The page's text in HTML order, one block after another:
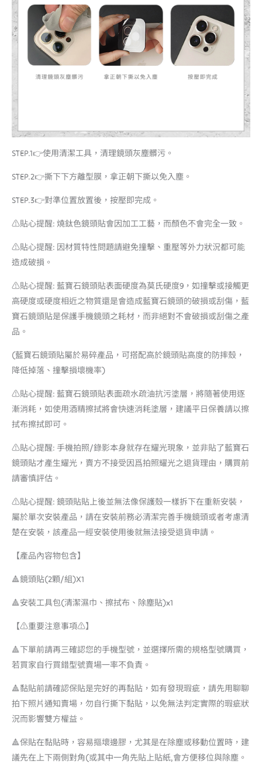
STEP.1👉使用清潔工具，清理鏡頭灰塵髒污。
STEP.2👉撕下下方離型膜，拿正朝下撕以免入塵。
STEP.3👉對準位置放置後，按壓即完成。
⚠️貼心提醒: 燒鈦色鏡頭貼會因加工工藝，而顏色不會完全一致。
⚠️貼心提醒: 因材質特性問題請避免撞擊、重壓等外力狀況都可能
造成破損。
⚠️貼心提醒: 藍寶石鏡頭貼表面硬度為莫氏硬度9，如撞擊或接觸更
高硬度或硬度相近之物質還是會造成藍寶石鏡頭的破損或刮傷，藍
寶石鏡頭貼是保護手機鏡頭之耗材，而非絕對不會破損或刮傷之產
品。
(藍寶石鏡頭貼屬於易碎產品，可搭配高於鏡頭貼高度的防摔殼，
降低掉落、撞擊損壞機率)
⚠️貼心提醒: 藍寶石鏡頭貼表面疏水疏油抗污塗層，將隨著使用逐
漸消耗，如使用酒精擦拭將會快速消耗塗層，建議平日保養請以擦
拭布擦拭即可。
⚠️貼心提醒: 手機拍照/錄影本身就存在耀光現象，並非貼了藍寶石
鏡頭貼才產生耀光，賣方不接受因爲拍照耀光之退貨理由，購買前
請審慎評估。
⚠️貼心提醒: 鏡頭貼貼上後並無法像保護殼一樣拆下在重新安裝，
屬於單次安裝產品，請在安裝前務必清潔完善手機鏡頭或者考慮清
楚在安裝，該產品一經安裝使用後就無法接受退貨申請。
【產品內容物包含】
🔺鏡頭貼(2顆/組)X1
🔺安裝工具包(清潔濕巾、擦拭布、除塵貼)x1
【⚠️重要注意事項⚠️】
🔺下單前請再三確認您的手機型號，並選擇所需的規格型號購買，
若買家自行買錯型號賣場一率不負責。
🔺黏貼前請確認保貼是完好的再黏貼，如有發現瑕疵，請先用聊聊
拍下照片通知賣場，勿自行撕下黏貼，以免無法判定實際的瑕疵狀
況而影響雙方權益。
🔺保貼在黏貼時，容易摳壞邊膠，尤其是在除塵或移動位置時，建
議先在上下兩側對角(或其中一角先貼上貼紙,會方便移位與除塵。